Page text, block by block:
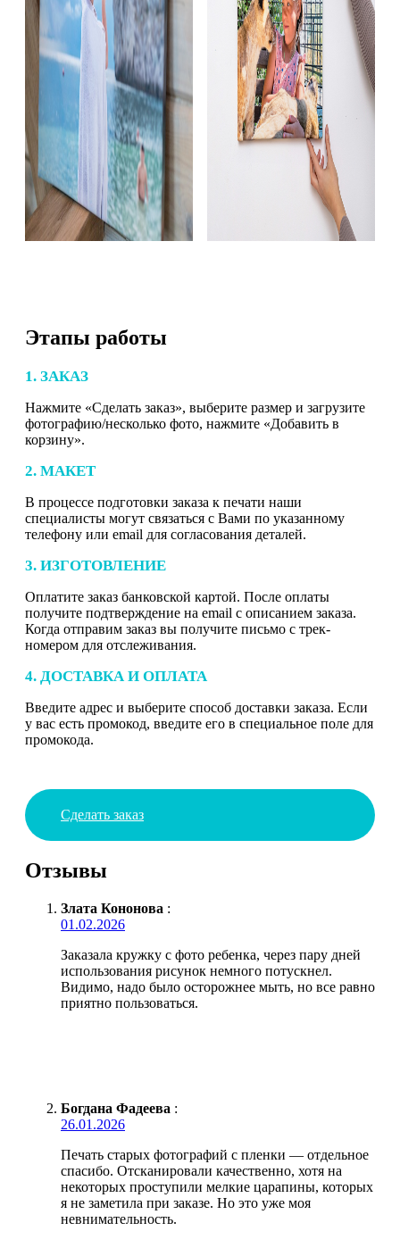
Этапы работы
1. ЗАКАЗ
Нажмите «Сделать заказ», выберите размер и загрузите
фотографию/несколько фото, нажмите «Добавить в
корзину».
2. МАКЕТ
В процессе подготовки заказа к печати наши
специалисты могут связаться с Вами по указанному
телефону или email для согласования деталей.
3. ИЗГОТОВЛЕНИЕ
Оплатите заказ банковской картой. После оплаты
получите подтверждение на email с описанием заказа.
Когда отправим заказ вы получите письмо с трек-
номером для отслеживания.
4. ДОСТАВКА И ОПЛАТА
Введите адрес и выберите способ доставки заказа. Если
у вас есть промокод, введите его в специальное поле для
промокода.
Сделать заказ
Отзывы
Злата Кононова :
01.02.2026
Заказала кружку с фото ребенка, через пару дней
использования рисунок немного потускнел.
Видимо, надо было осторожнее мыть, но все равно
приятно пользоваться.
Богдана Фадеева :
26.01.2026
Печать старых фотографий с пленки — отдельное
спасибо. Отсканировали качественно, хотя на
некоторых проступили мелкие царапины, которых
я не заметила при заказе. Но это уже моя
невнимательность.